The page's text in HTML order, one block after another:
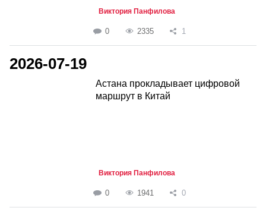
Виктория Панфилова
0 2335 1
2026-07-19
Астана прокладывает цифровой
маршрут в Китай
Виктория Панфилова
0 1941 0